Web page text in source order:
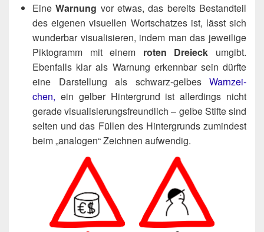
EineWar­nung vor etwas, das bereits Bestand­teil
des eige­nen visu­el­len Wort­schat­zes ist, lässt sich
wun­der­bar visua­li­sie­ren, indem man das jewei­li­ge
Pik­to­gramm mit einem roten Drei­eck umgibt.
Eben­falls klar als War­nung erkenn­bar sein dürf­te
eine Dar­stel­lung als schwarz-gel­bes Warn­zei­
chen, ein gel­ber Hin­ter­grund ist aller­dings nicht
gera­de visua­li­sie­rungs­freund­lich – gel­be Stif­te sind
sel­ten und das Fül­len des Hin­ter­grunds zumin­dest
beim „ana­lo­gen“ Zeich­nen aufwendig.